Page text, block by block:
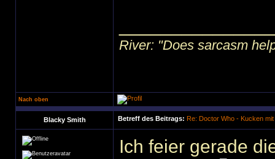
River: "Does sarcasm
Nach oben
Blacky Smith Betreff des Beitrags: Re: Doctor Who - Kucken mit
Ich feier gerade